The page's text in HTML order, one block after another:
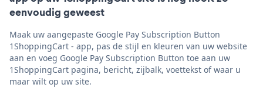
eenvoudig geweest
Maak uw aangepaste Google Pay Subscription Button
1ShoppingCart - app, pas de stijl en kleuren van uw website
aan en voeg Google Pay Subscription Button toe aan uw
1ShoppingCart pagina, bericht, zijbalk, voettekst of waar u
maar wilt op uw site.